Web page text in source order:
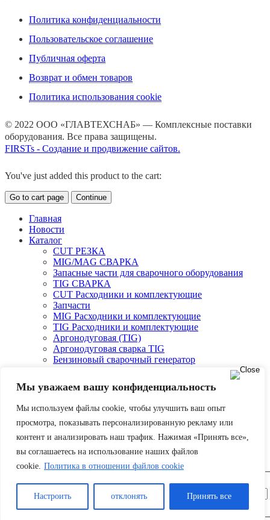
Мы уважаем вашу конфиденциальность
Мы используем файлы cookie, чтобы улучшить ваш опыт
просмотра, показывать персонализированную рекламу или
контент и анализировать наш трафик. Нажимая «Принять все»,
вы соглашаетесь на использование наших файлов
cookie. Политика в отношении файлов cookie
Настроить отклонять Принять все
Политика конфиденциальности
Пользовательское соглашение
Публичная оферта
Возврат и обмен товаров
Политика использования cookie
© 2022 ООО «ГЛАВТЕХСНАБ» — Комплексные поставки
оборудования. Все права защищены.
FIRSTs - Создание и продвижение сайтов.
You've just added this product to the cart:
Go to cart page Continue
Главная
Новости
Каталог
CUT РЕЗКА
MIG/MAG СВАРКА
Запасные части для сварочного оборудования
TIG СВАРКА
CUT Расходники и комплектующие
Запчасти
MIG Расходники и комплектующие
TIG Расходники и комплектующие
Аргонодуговая (TIG)
Аргонодуговая сварка TIG
Бензиновый сварочный генератор
О компании
Оплата и доставка
Партнеры
Контакты
Авторизоваться